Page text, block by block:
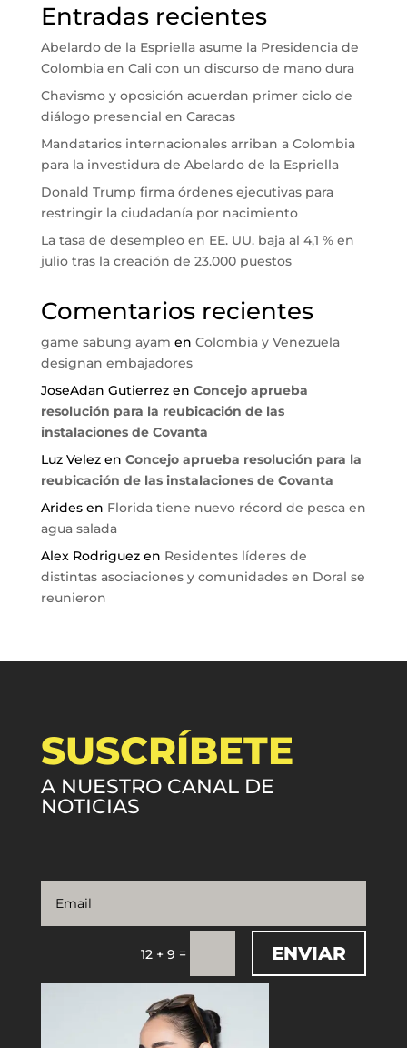
Entradas recientes
Abelardo de la Espriella asume la Presidencia de
Colombia en Cali con un discurso de mano dura
Chavismo y oposición acuerdan primer ciclo de
diálogo presencial en Caracas
Mandatarios internacionales arriban a Colombia
para la investidura de Abelardo de la Espriella
Donald Trump firma órdenes ejecutivas para
restringir la ciudadanía por nacimiento
La tasa de desempleo en EE. UU. baja al 4,1 % en
julio tras la creación de 23.000 puestos
Comentarios recientes
game sabung ayam en Colombia y Venezuela
designan embajadores
JoseAdan Gutierrezen Concejo aprueba
resolución para la reubicación de las
instalaciones de Covanta
Luz Velezen Concejo aprueba resolución para la
reubicación de las instalaciones de Covanta
Aridesen Florida tiene nuevo récord de pesca en
agua salada
Alex Rodriguezen Residentes líderes de
distintas asociaciones y comunidades en Doral se
reunieron
SUSCRÍBETE
A NUESTRO CANAL DE
NOTICIAS
12 + 9 = ENVIAR